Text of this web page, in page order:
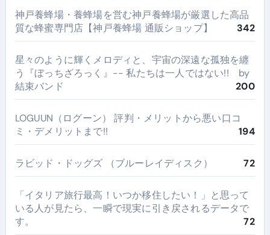
神戸養蜂場・養蜂場を営む神戸養蜂場が厳選した高品
質な蜂蜜専門店【神戸養蜂場 通販ショップ】
342
星々のように輝くメロディと、宇宙の深遠な孤独を纏
う『ぼっちざろっく』-- 私たちは一人ではない!! by
結束バンド
200
LOGUUN（ログーン） 評判・メリットから悪い口コ
ミ・デメリットまで!!
194
ラビッド・ドッグズ （ブルーレイディスク） 72
​「イタリア旅行最高！いつか移住したい！」と思って
いる人が見たら、一瞬で現実に引き戻されるデータで
す。
72